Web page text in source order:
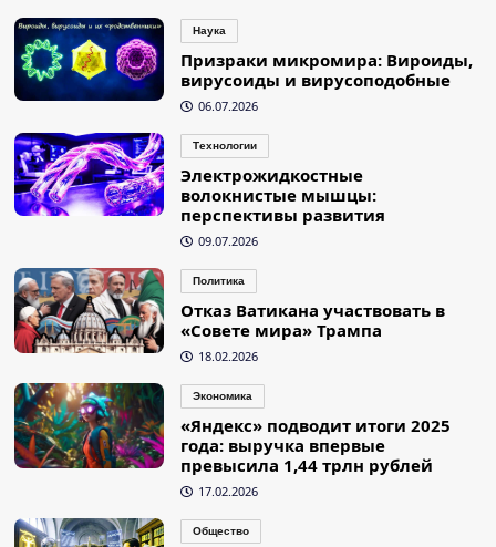
записей
Наука
Призраки микромира: Вироиды,
вирусоиды и вирусоподобные
06.07.2026
Технологии
Электрожидкостные
волокнистые мышцы:
перспективы развития
09.07.2026
Политика
Отказ Ватикана участвовать в
«Совете мира» Трампа
18.02.2026
Экономика
«Яндекс» подводит итоги 2025
года: выручка впервые
превысила 1,44 трлн рублей
17.02.2026
Общество